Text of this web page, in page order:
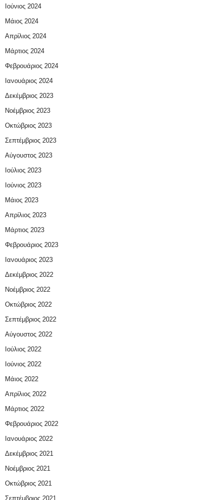
Ιούνιος 2024
Μάιος 2024
Απρίλιος 2024
Μάρτιος 2024
Φεβρουάριος 2024
Ιανουάριος 2024
Δεκέμβριος 2023
Νοέμβριος 2023
Οκτώβριος 2023
Σεπτέμβριος 2023
Αύγουστος 2023
Ιούλιος 2023
Ιούνιος 2023
Μάιος 2023
Απρίλιος 2023
Μάρτιος 2023
Φεβρουάριος 2023
Ιανουάριος 2023
Δεκέμβριος 2022
Νοέμβριος 2022
Οκτώβριος 2022
Σεπτέμβριος 2022
Αύγουστος 2022
Ιούλιος 2022
Ιούνιος 2022
Μάιος 2022
Απρίλιος 2022
Μάρτιος 2022
Φεβρουάριος 2022
Ιανουάριος 2022
Δεκέμβριος 2021
Νοέμβριος 2021
Οκτώβριος 2021
Σεπτέμβριος 2021